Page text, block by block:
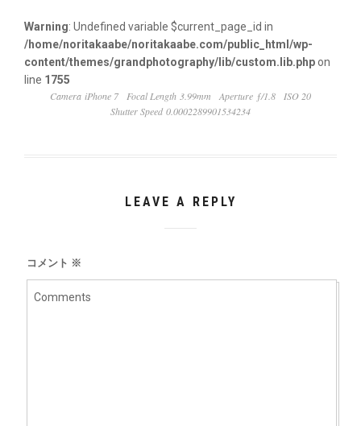
Warning: Undefined variable $current_page_id in
/home/noritakaabe/noritakaabe.com/public_html/wp-
content/themes/grandphotography/lib/custom.lib.phpon
line 1755
Camera iPhone 7
Focal Length 3.99mm Aperture ƒ/1.8
ISO 20
Shutter Speed 0.0002289901534234
LEAVE A REPLY
コメント ※